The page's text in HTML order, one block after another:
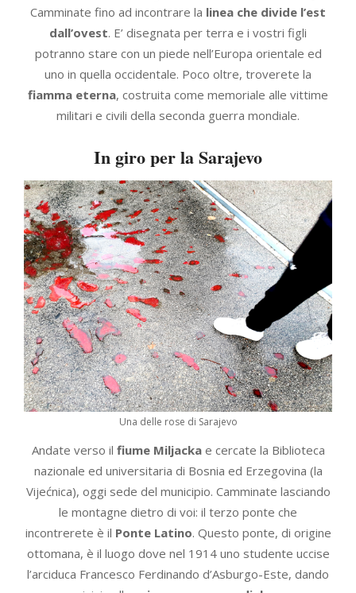
Camminate fino ad incontrare la linea che divide l’est
dall’ovest. E’ disegnata per terra e i vostri figli
potranno stare con un piede nell’Europa orientale ed
uno in quella occidentale. Poco oltre, troverete la
fiamma eterna, costruita come memoriale alle vittime
militari e civili della seconda guerra mondiale.
In giro per la Sarajevo
Una delle rose di Sarajevo
Andate verso il fiume Miljackae cercate la Biblioteca
nazionale ed universitaria di Bosnia ed Erzegovina (la
Vijećnica), oggi sede del municipio. Camminate lasciando
le montagne dietro di voi: il terzo ponte che
incontrerete è il Ponte Latino. Questo ponte, di origine
ottomana, è il luogo dove nel 1914 uno studente uccise
l’arciduca Francesco Ferdinando d’Asburgo-Este, dando